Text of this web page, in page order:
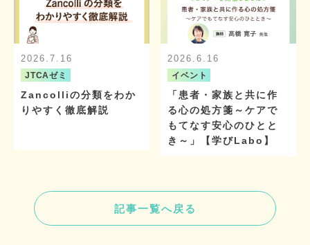
2026.7.16
JTCAゼミ
Zancolliの分類をわか
りやすく徹底解説
2026.6.16
イベント
「患者・家族と共に作
る心の処方箋～ケアで
もてなす安心のひとと
き～」【学びLabo】
記事一覧へ戻る